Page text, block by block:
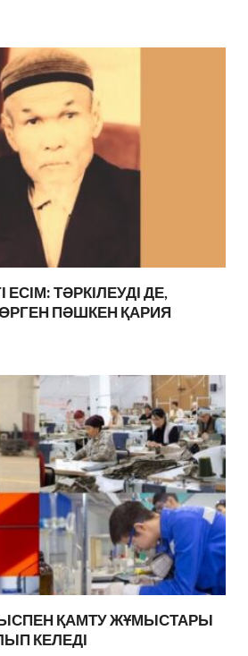
ЕСІМ: ТӘРКІЛЕУДІ ДЕ,
ПӘШКЕН ҚАРИЯ
ҚАМТУ ЖҰМЫСТАРЫ
КЕЛЕДІ